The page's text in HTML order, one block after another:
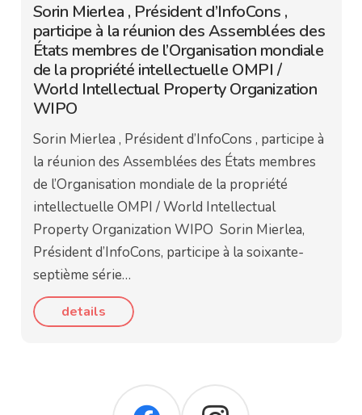
Sorin Mierlea , Président d’InfoCons ,
participe à la réunion des Assemblées des
États membres de l’Organisation mondiale
de la propriété intellectuelle OMPI /
World Intellectual Property Organization
WIPO
Sorin Mierlea , Président d’InfoCons , participe à
la réunion des Assemblées des États membres
de l’Organisation mondiale de la propriété
intellectuelle OMPI / World Intellectual
Property Organization WIPO Sorin Mierlea,
Président d’InfoCons, participe à la soixante-
septième série…
details